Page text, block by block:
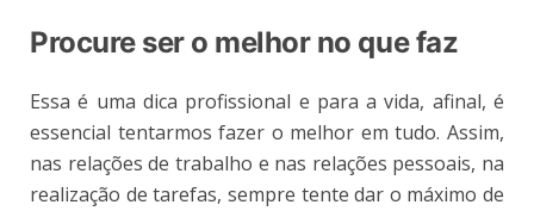
Procure ser o melhor no que faz
Essa é uma dica profissional e para a vida, afinal, é
essencial tentarmos fazer o melhor em tudo. Assim,
nas relações de trabalho e nas relações pessoais, na
realização de tarefas, sempre tente dar o máximo de